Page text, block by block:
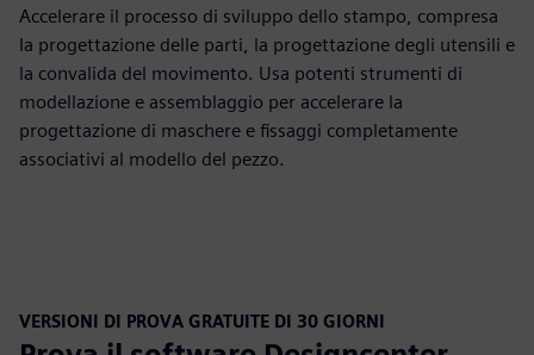
Accelerare il processo di sviluppo dello stampo, compresa
la progettazione delle parti, la progettazione degli utensili e
la convalida del movimento. Usa potenti strumenti di
modellazione e assemblaggio per accelerare la
progettazione di maschere e fissaggi completamente
associativi al modello del pezzo.
VERSIONI DI PROVA GRATUITE DI 30 GIORNI